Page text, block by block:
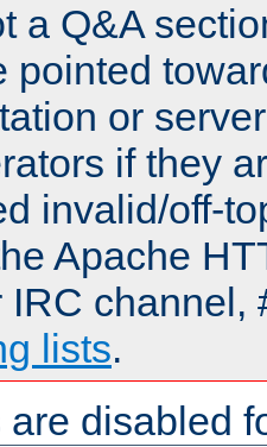
a Q&A
pointed
or
if they
invalid/off-
Apache
IRC channel,
lists.
disabled